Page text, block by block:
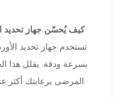
كيف يُحسّن جهاز تحديد
تستخدم جهاز تحديد
بسرعة ودقة. يقلل هذا